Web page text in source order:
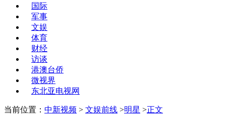
国际
军事
文娱
体育
财经
访谈
港澳台侨
微视界
东北亚电视网
当前位置： 中新视频 > 文娱前线 >明星 >正文